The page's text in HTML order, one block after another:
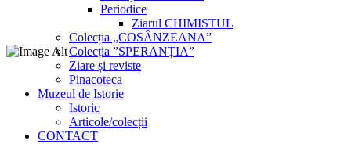
Periodice
Ziarul CHIMISTUL
Colecția „COSÂNZEANA”
Colecția ”SPERANȚIA”
Ziare și reviste
Pinacoteca
Muzeul de Istorie
Istoric
Articole/colecții
CONTACT